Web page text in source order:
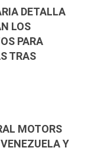
DETALLA
LOS
PARA
TRAS
MOTORS
Y